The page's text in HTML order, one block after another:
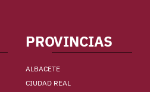
PROVINCIAS
ALBACETE
CIUDAD REAL